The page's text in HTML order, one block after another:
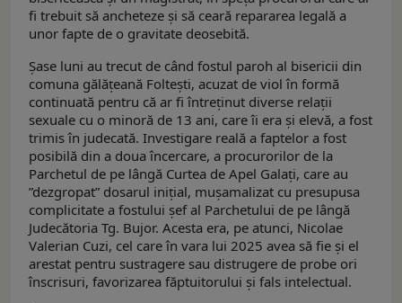
fi trebuit să ancheteze și să ceară repararea legală a
unor fapte de o gravitate deosebită.
Șase luni au trecut de când fostul paroh al bisericii din
comuna gălățeană Foltești, acuzat de viol în formă
continuată pentru că ar fi întreținut diverse relații
sexuale cu o minoră de 13 ani, care îi era și elevă, a fost
trimis în judecată. Investigare reală a faptelor a fost
posibilă din a doua încercare, a procurorilor de la
Parchetul de pe lângă Curtea de Apel Galați, care au
”dezgropat” dosarul inițial, mușamalizat cu presupusa
complicitate a fostului șef al Parchetului de pe lângă
Judecătoria Tg. Bujor. Acesta era, pe atunci, Nicolae
Valerian Cuzi, cel care în vara lui 2025 avea să fie și el
arestat pentru sustragere sau distrugere de probe ori
înscrisuri, favorizarea făptuitorului şi fals intelectual.